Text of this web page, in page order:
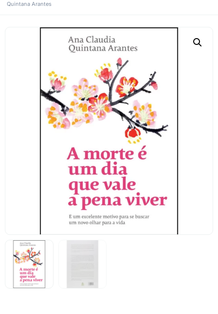
Quintana Arantes